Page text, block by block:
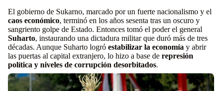
El gobierno de Sukarno, marcado por un fuerte nacionalismo y el
caos económico, terminó en los años sesenta tras un oscuro y
sangriento golpe de Estado. Entonces tomó el poder el general
Suharto, instaurando una dictadura militar que duró más de tres
décadas. Aunque Suharto logró estabilizar la economía y abrir
las puertas al capital extranjero, lo hizo a base de represión
política y niveles de corrupción desorbitados.